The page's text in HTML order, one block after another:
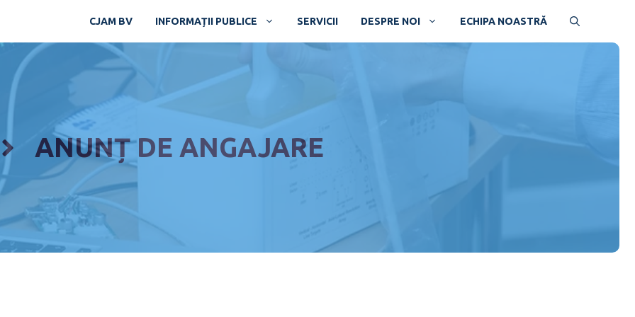
CJAM BV INFORMAȚII PUBLICE SERVICII DESPRE NOI ECHIPA NOASTRĂ
ANUNȚ DE ANGAJARE